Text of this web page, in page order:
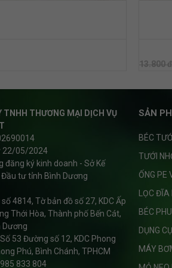
BÉC
13.800 đ
TNHH THƯƠNG MẠI DỊCH VỤ
22/05/2024
đăng ký kinh doanh - Sở Kế
Đầu tư tỉnh Bình Dương
4814, Tờ bản đồ số 27, KDC Ấp
Thới Hòa, Thành phố Bến Cát,
Dương
53 Đường số 12, KDC Phong
Phú, Bình Chánh, TPHCM
833 804
SẢN
BÉC
TƯỚI
ỐNG PE
LỌC
BÉC
DỤNG
MÁY